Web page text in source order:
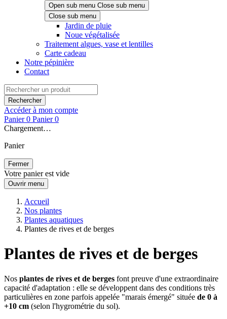
Open sub menu Close sub menu
Close sub menu
Jardin de pluie
Noue végétalisée
Traitement algues, vase et lentilles
Carte cadeau
Notre pépinière
Contact
Rechercher
Accéder à mon compte
Panier 0 Panier 0
Chargement…
Panier
Fermer
Votre panier est vide
Ouvrir menu
Accueil
Nos plantes
Plantes aquatiques
Plantes de rives et de berges
Plantes de rives et de berges
Nos plantes de rives et de berges font preuve d'une extraordinaire
capacité d'adaptation : elle se développent dans des conditions très
particulières en zone parfois appelée "marais émergé" située de 0 à
+10 cm (selon l'hygrométrie du sol).